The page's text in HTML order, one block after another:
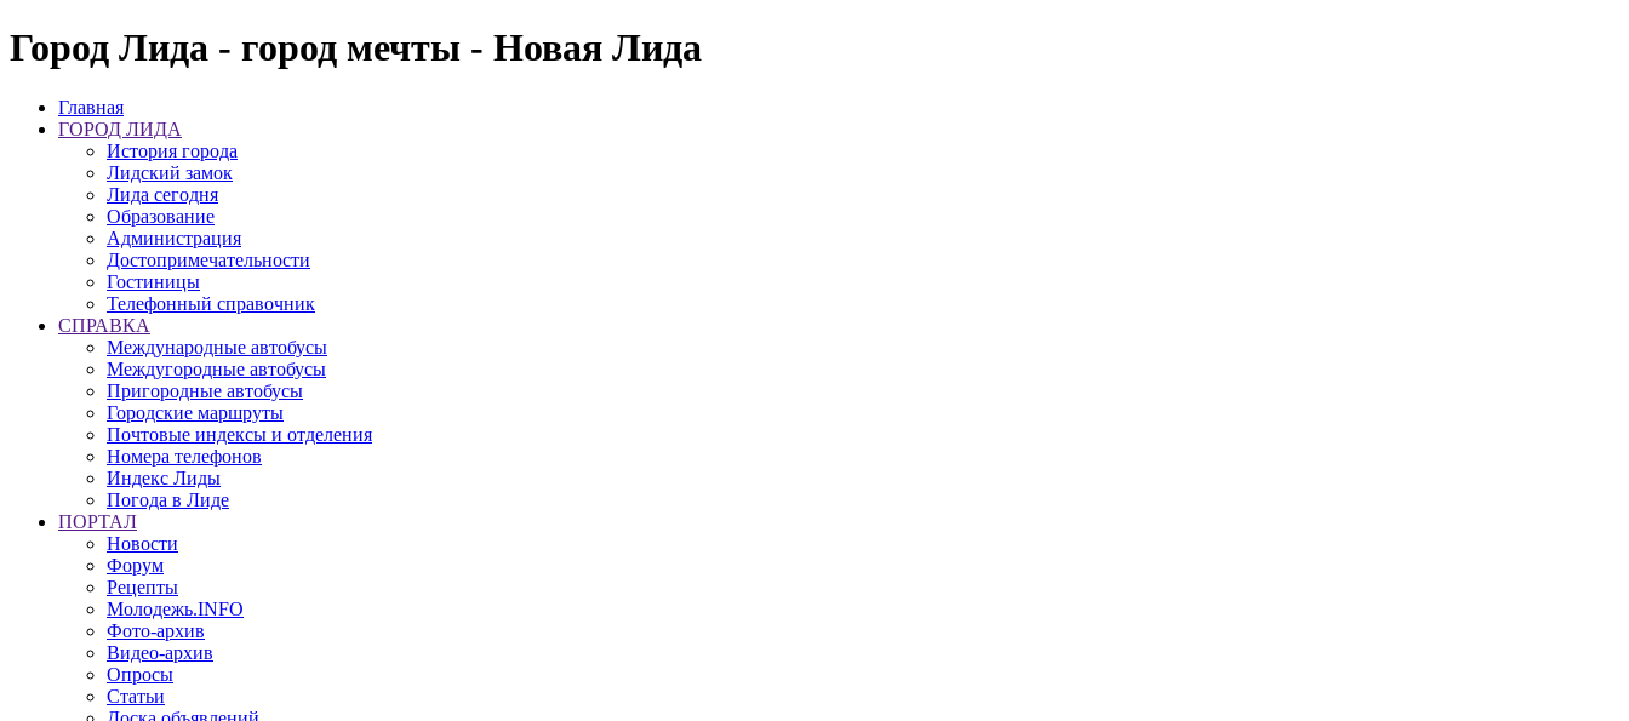
Город Лида - город мечты - Новая Лида
Главная
ГОРОД ЛИДА
История города
Лидский замок
Лида сегодня
Образование
Администрация
Достопримечательности
Гостиницы
Телефонный справочник
СПРАВКА
Международные автобусы
Междугородные автобусы
Пригородные автобусы
Городские маршруты
Почтовые индексы и отделения
Номера телефонов
Индекс Лиды
Погода в Лиде
ПОРТАЛ
Новости
Форум
Рецепты
Молодежь.INFO
Фото-архив
Видео-архив
Опросы
Статьи